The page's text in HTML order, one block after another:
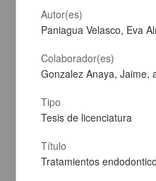
Efecto de agonistas y
por escopolamina
Gonzalez López, Maria Reyes
Biología y Química,Medicina y
Autor(es)
Paniagua Velasco, Eva
Colaborador(es)
Gonzalez Anaya, Jaime,
Tipo
Tesis de licenciatura
Título
Tratamientos